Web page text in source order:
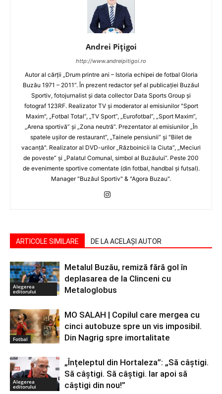
Andrei Pițigoi
http://www.andreipitigoi.ro
Autor al cărţii „Drum printre ani – Istoria echipei de fotbal Gloria
Buzău 1971 – 2011”. În prezent redactor şef al publicaţiei Buzăul
Sportiv, fotojurnalist şi data collector Data Sports Group şi
fotograf 123RF. Realizator TV şi moderator al emisiunilor "Sport
Maxim", „Fotbal Total”, „TV Sport”, „Eurofotbal”, „Sport Maxim”,
„Arena sportivă” şi „Zona neutră”. Prezentator al emisiunilor „În
spatele uşilor de restaurant”, „Tainele pensiunii” şi "Bilet de
vacanţă". Realizator al DVD-urilor „Războinicii la Ciuta”, „Meciuri
de poveste” şi „Palatul Comunal, simbol al Buzăului”. Peste 200
de evenimente sportive comentate (din fotbal, handbal şi futsal).
Manager "Buzăul Sportiv" & "Agora Buzau".
ARTICOLE SIMILARE DE LA ACELAȘI AUTOR
Alegerea
editorului
Metalul Buzău, remiză fără gol în
deplasarea de la Clinceni cu
Metaloglobus
Fotbal
MO SALAH | Copilul care mergea cu
cinci autobuze spre un vis imposibil.
Din Nagrig spre imortalitate
Alegerea
editorului
„Înțeleptul din Hortaleza”: „Să câștigi.
Să câștigi. Să câștigi. Iar apoi să
câștigi din nou!”